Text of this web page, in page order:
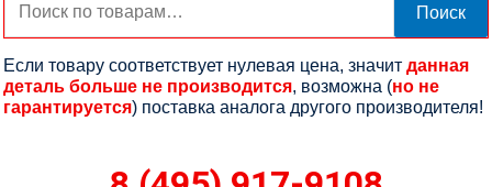
Поиск
Если товару соответствует нулевая цена, значит данная
деталь больше не производится, возможна (но не
гарантируется) поставка аналога другого производителя!